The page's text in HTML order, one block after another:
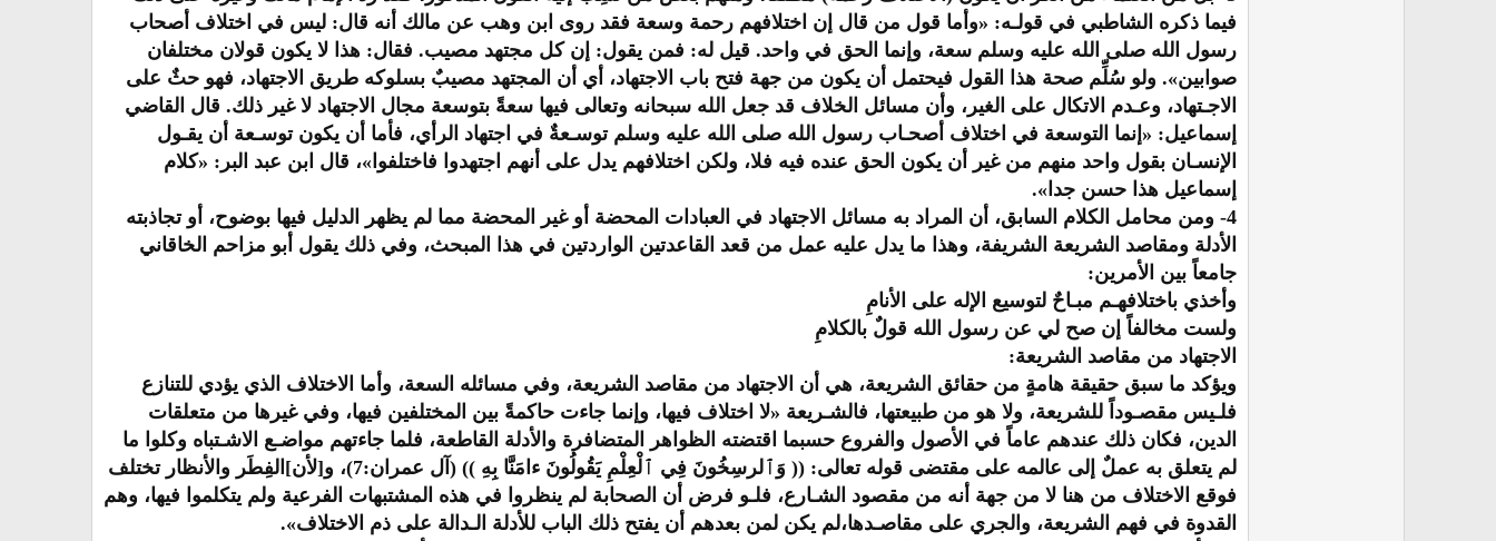
فيما ذكره الشاطبي في قولـه: «وأما قول من قال إن اختلافهم رحمة وسعة فقد روى ابن وهب عن مالك أنه قال: ليس في اختلاف أصحاب
رسول الله صلى الله عليه وسلم سعة، وإنما الحق في واحد. قيل له: فمن يقول: إن كل مجتهد مصيب. فقال: هذا لا يكون قولان مختلفان
صوابين». ولو سُلِّم صحة هذا القول فيحتمل أن يكون من جهة فتح باب الاجتهاد، أي أن المجتهد مصيبٌ بسلوكه طريق الاجتهاد، فهو حثٌ على
الاجـتهاد، وعـدم الاتكال على الغير، وأن مسائل الخلاف قد جعل الله سبحانه وتعالى فيها سعةً بتوسعة مجال الاجتهاد لا غير ذلك. قال القاضي
إسماعيل: «إنما التوسعة في اختلاف أصحـاب رسول الله صلى الله عليه وسلم توسـعةٌ في اجتهاد الرأي، فأما أن يكون توسـعة أن يقـول
الإنسـان بقول واحد منهم من غير أن يكون الحق عنده فيه فلا، ولكن اختلافهم يدل على أنهم اجتهدوا فاختلفوا»، قال ابن عبد البر: «كلام
إسماعيل هذا حسن جدا».
4- ومن محامل الكلام السابق، أن المراد به مسائل الاجتهاد في العبادات المحضة أو غير المحضة مما لم يظهر الدليل فيها بوضوح، أو تجاذبته
الأدلة ومقاصد الشريعة الشريفة، وهذا ما يدل عليه عمل من قعد القاعدتين الواردتين في هذا المبحث، وفي ذلك يقول أبو مزاحم الخاقاني
جامعاً بين الأمرين:
وأخذي باختلافهـم مبـاحٌ لتوسيع الإله على الأنامِ
ولست مخالفاً إن صح لي عن رسول الله قولٌ بالكلامِ
الاجتهاد من مقاصد الشريعة:
ويؤكد ما سبق حقيقة هامةٍ من حقائق الشريعة، هي أن الاجتهاد من مقاصد الشريعة، وفي مسائله السعة، وأما الاختلاف الذي يؤدي للتنازع
فلـيس مقصـوداً للشريعة، ولا هو من طبيعتها، فالشـريعة «لا اختلاف فيها، وإنما جاءت حاكمةً بين المختلفين فيها، وفي غيرها من متعلقات
الدين، فكان ذلك عندهم عاماً في الأصول والفروع حسبما اقتضته الظواهر المتضافرة والأدلة القاطعة، فلما جاءتهم مواضـع الاشـتباه وكلوا ما
لم يتعلق به عملٌ إلى عالمه على مقتضى قوله تعالى: (( وَٱلرسِخُونَ فِي ٱلْعِلْمِ يَقُولُونَ ءامَنَّا بِهِ )) (آل عمران:7)، و[لأن]الفِطَر والأنظار تختلف
فوقع الاختلاف من هنا لا من جهة أنه من مقصود الشـارع، فلـو فرض أن الصحابة لم ينظروا في هذه المشتبهات الفرعية ولم يتكلموا فيها، وهم
القدوة في فهم الشريعة، والجري على مقاصـدها،لم يكن لمن بعدهم أن يفتح ذلك الباب للأدلة الـدالة على ذم الاختلاف».